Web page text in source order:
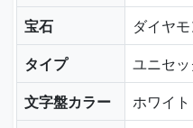
宝石
ダイヤ
タイプ
ユニセ
文字盤カラー
ホワイト